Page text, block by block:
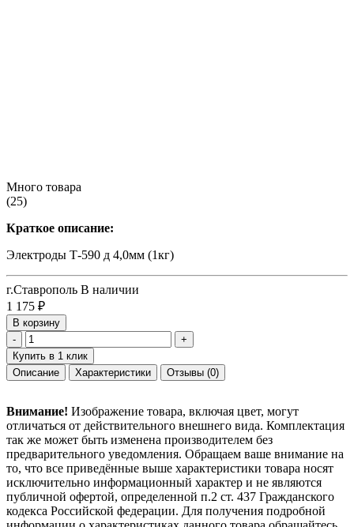
Много товара
(25)
Краткое описание:
Электроды Т-590 д 4,0мм (1кг)
г.Ставрополь В наличии
1 175 ₽
В корзину
-
+
Купить в 1 клик
Описание
Характеристики Отзывы (0)
Внимание! Изображение товара, включая цвет, могут
отличаться от действительного внешнего вида. Комплектация
так же может быть изменена производителем без
предварительного уведомления. Обращаем ваше внимание на
то, что все приведённые выше характеристики товара носят
исключительно информационный характер и не являются
публичной офертой, определенной п.2 ст. 437 Гражданского
кодекса Российской федерации. Для получения подробной